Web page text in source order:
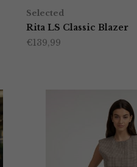
Selected
Rita LS Classic Blazer
€139,99